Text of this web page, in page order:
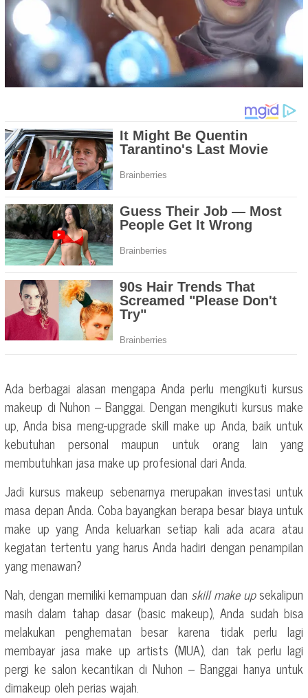
Ada berbagai alasan mengapa Anda perlu mengikuti kursus
makeup di Nuhon – Banggai. Dengan mengikuti kursus make
up, Anda bisa meng-upgrade skill make up Anda, baik untuk
kebutuhan personal maupun untuk orang lain yang
membutuhkan jasa make up profesional dari Anda.
Jadi kursus makeup sebenarnya merupakan investasi untuk
masa depan Anda. Coba bayangkan berapa besar biaya untuk
make up yang Anda keluarkan setiap kali ada acara atau
kegiatan tertentu yang harus Anda hadiri dengan penampilan
yang menawan?
Nah, dengan memiliki kemampuan dan skill make upsekalipun
masih dalam tahap dasar (basic makeup), Anda sudah bisa
melakukan penghematan besar karena tidak perlu lagi
membayar jasa make up artists (MUA), dan tak perlu lagi
pergi ke salon kecantikan di Nuhon – Banggai hanya untuk
dimakeup oleh perias wajah.